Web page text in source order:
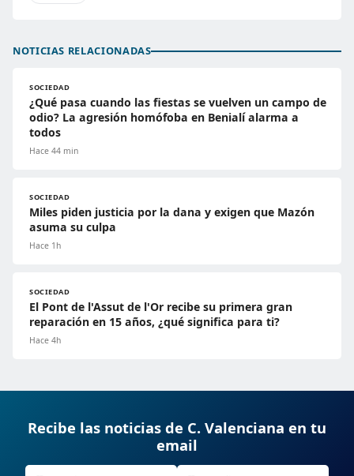
NOTICIAS RELACIONADAS
SOCIEDAD
¿Qué pasa cuando las fiestas se vuelven un campo de
odio? La agresión homófoba en Benialí alarma a
todos
Hace 44 min
SOCIEDAD
Miles piden justicia por la dana y exigen que Mazón
asuma su culpa
Hace 1h
SOCIEDAD
El Pont de l'Assut de l'Or recibe su primera gran
reparación en 15 años, ¿qué significa para ti?
Hace 4h
Recibe las noticias de C. Valenciana en tu
email